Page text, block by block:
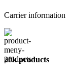
Carrier information
20k products